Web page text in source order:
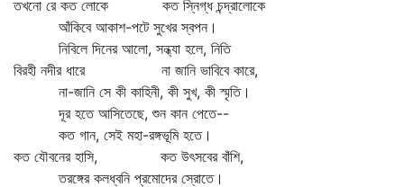
তখনো রে কত লোকে কত স্নিগ্ধ চন্দ্রালোকে
আঁকিবে আকাশ-পটে সুখের স্বপন।
নিবিলে দিনের আলো, সন্ধ্যা হলে, নিতি
বিরহী নদীর ধারে না জানি ভাবিবে কারে,
না-জানি সে কী কাহিনী, কী সুখ, কী স্মৃতি।
দূর হতে আসিতেছে, শুন কান পেতে--
কত গান, সেই মহা-রঙ্গভূমি হতে।
কত যৌবনের হাসি, কত উৎসবের বাঁশি,
তরঙ্গের কলধ্বনি প্রমোদের স্রোতে।